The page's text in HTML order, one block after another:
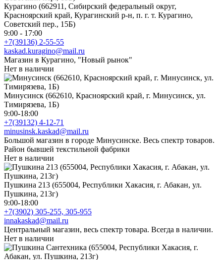
Курагино (662911, Сибирский федеральный округ,
Красноярский край, Курагинский р-н, п. г. т. Курагино,
Советский пер., 15Б)
9:00 - 17:00
+7(39136) 2-55-55
kaskad.kuragino@mail.ru
Магазин в Курагино, "Новый рынок"
Нет в наличии
Минусинск (662610, Красноярский край, г. Минусинск, ул.
Тимирязева, 1Б)
9:00-18:00
+7(39132) 4-12-71
minusinsk.kaskad@mail.ru
Большой магазин в городе Минусинске. Весь спектр товаров.
Район бывшей текстильной фабрики
Нет в наличии
Пушкина 213 (655004, Республики Хакасия, г. Абакан, ул.
Пушкина, 213г)
9:00-18:00
+7(3902) 305-255, 305-955
innakaskad@mail.ru
Центральный магазин, весь спектр товара. Всегда в наличии.
Нет в наличии